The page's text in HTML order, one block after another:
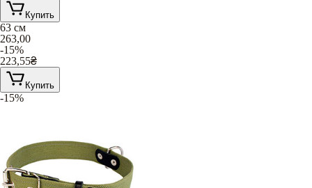
Купить
63 см
263,00
-15%
223,55₴
Купить
-15%